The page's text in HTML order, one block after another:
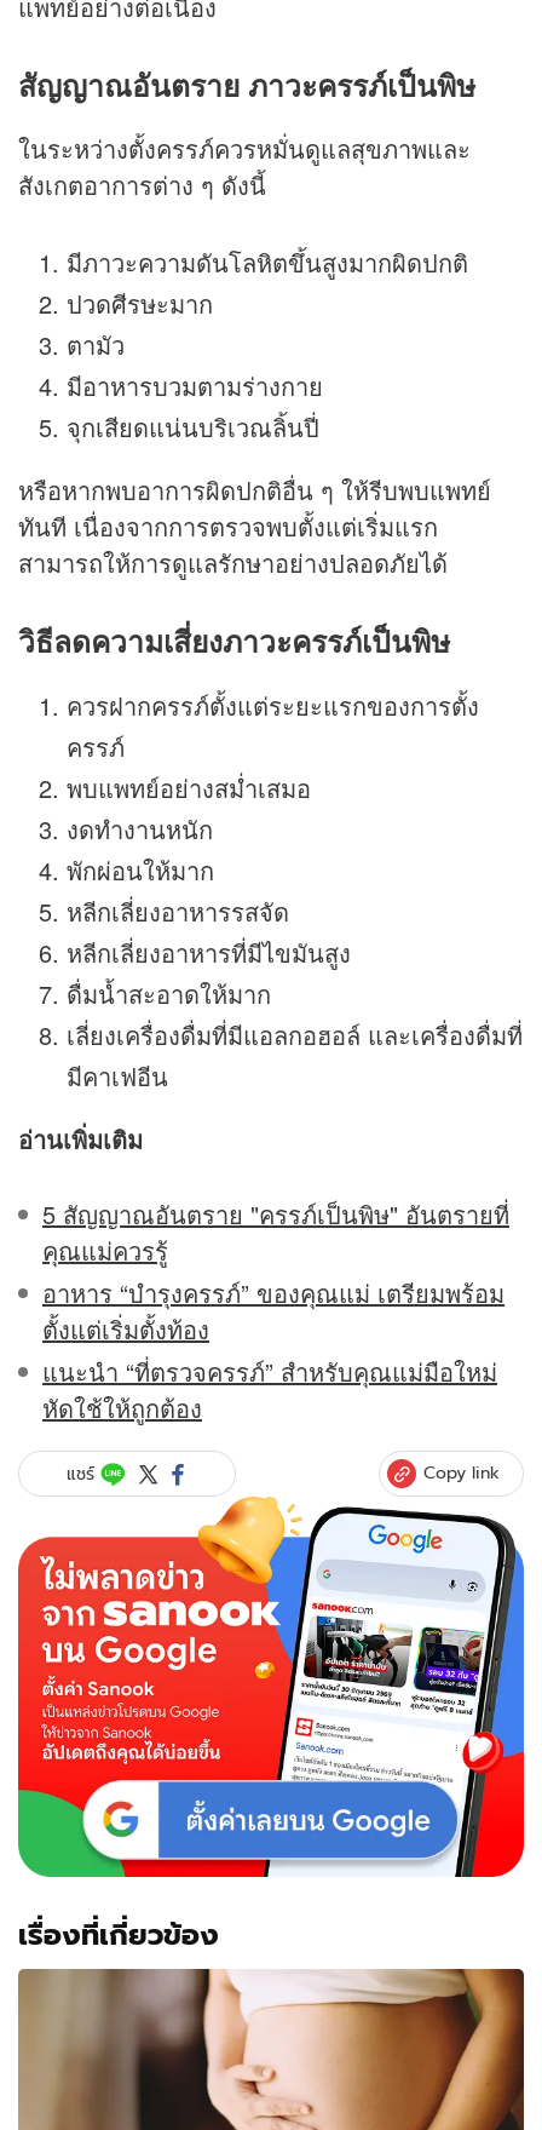
สัญญาณอันตราย ภาวะครรภ์เป็นพิษ
ในระหว่างตั้งครรภ์ควรหมั่นดูแลสุขภาพและ
สังเกตอาการต่าง ๆ ดังนี้
มีภาวะความดันโลหิตขึ้นสูงมากผิดปกติ
ปวดศีรษะมาก
ตามัว
มีอาหารบวมตามร่างกาย
จุกเสียดแน่นบริเวณลิ้นปี่
หรือหากพบอาการผิดปกติอื่น ๆ ให้รีบพบแพทย์
ทันที เนื่องจากการตรวจพบตั้งแต่เริ่มแรก
สามารถให้การดูแลรักษาอย่างปลอดภัยได้
วิธีลดความเสี่ยงภาวะครรภ์เป็นพิษ
ควรฝากครรภ์ตั้งแต่ระยะแรกของการตั้ง
ครรภ์
พบแพทย์อย่างสม่ำเสมอ
งดทำงานหนัก
พักผ่อนให้มาก
หลีกเลี่ยงอาหารรสจัด
หลีกเลี่ยงอาหารที่มีไขมันสูง
ดื่มน้ำสะอาดให้มาก
เลี่ยงเครื่องดื่มที่มีแอลกอฮอล์ และเครื่องดื่มที่
มีคาเฟอีน
อ่านเพิ่มเติม
5 สัญญาณอันตราย "ครรภ์เป็นพิษ" อันตรายที่
คุณแม่ควรรู้
อาหาร “บำรุงครรภ์” ของคุณแม่ เตรียมพร้อม
ตั้งแต่เริ่มตั้งท้อง
แนะนำ “ที่ตรวจครรภ์” สำหรับคุณแม่มือใหม่
หัดใช้ให้ถูกต้อง
แชร์ Copy link
เรื่องที่เกี่ยวข้อง